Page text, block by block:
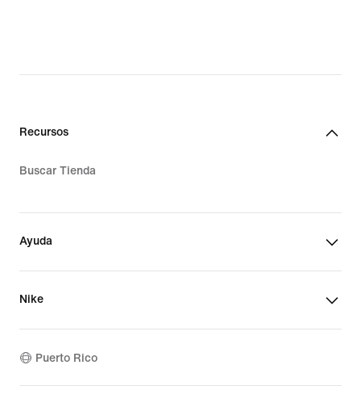
Recursos
Buscar Tienda
Ayuda
Nike
Puerto Rico